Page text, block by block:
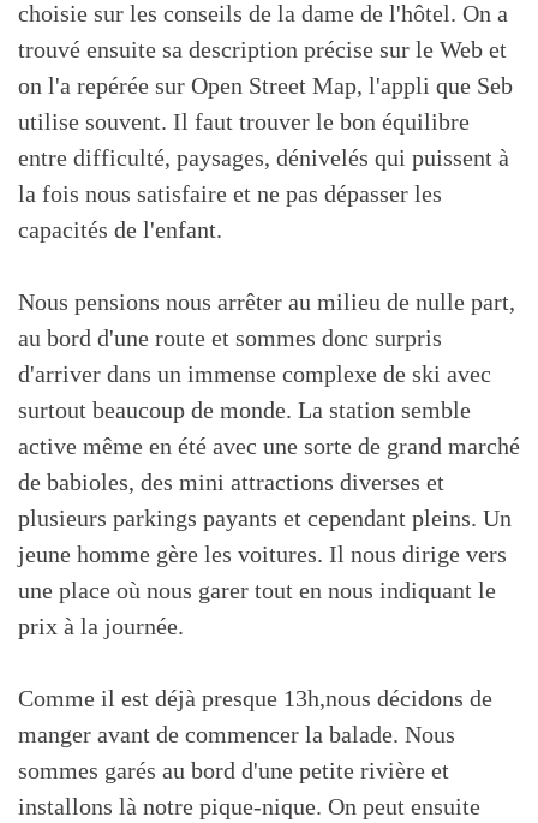
choisie sur les conseils de la dame de l'hôtel. On a
trouvé ensuite sa description précise sur le Web et
on l'a repérée sur Open Street Map, l'appli que Seb
utilise souvent. Il faut trouver le bon équilibre
entre difficulté, paysages, dénivelés qui puissent à
la fois nous satisfaire et ne pas dépasser les
capacités de l'enfant.
Nous pensions nous arrêter au milieu de nulle part,
au bord d'une route et sommes donc surpris
d'arriver dans un immense complexe de ski avec
surtout beaucoup de monde. La station semble
active même en été avec une sorte de grand marché
de babioles, des mini attractions diverses et
plusieurs parkings payants et cependant pleins. Un
jeune homme gère les voitures. Il nous dirige vers
une place où nous garer tout en nous indiquant le
prix à la journée.
Comme il est déjà presque 13h,nous décidons de
manger avant de commencer la balade. Nous
sommes garés au bord d'une petite rivière et
installons là notre pique-nique. On peut ensuite